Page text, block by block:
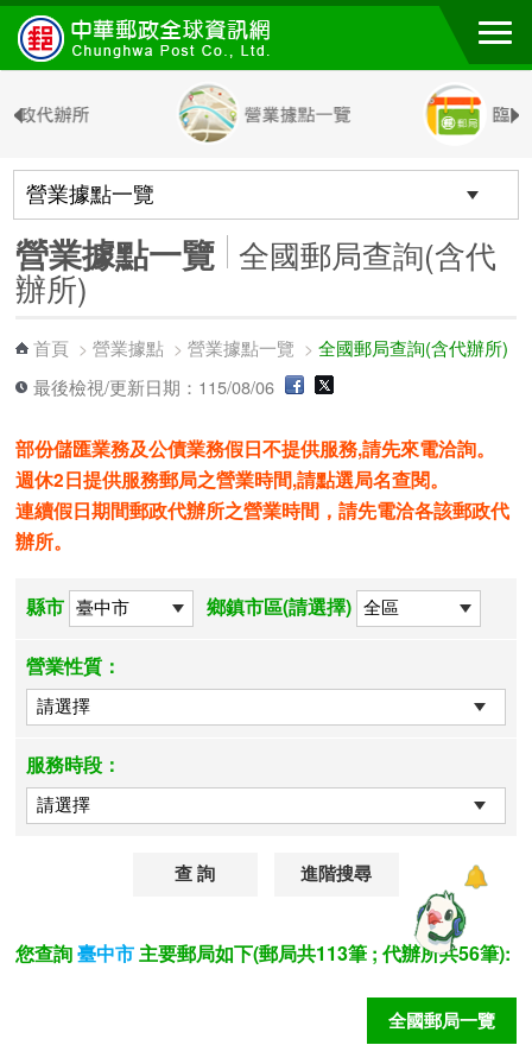
跳到主要內容區塊
營業據點一覽 全國郵局查詢(含代
辦所)
首頁 >營業據點 >營業據點一覽 >全國郵局查詢(含代辦所)
最後檢視/更新日期：115/08/06
部份儲匯業務及公債業務假日不提供服務,請先來電洽詢。
週休2日提供服務郵局之營業時間,請點選局名查閱。
連續假日期間郵政代辦所之營業時間，請先電洽各該郵政代
辦所。
縣市 鄉鎮市區(請選擇)
營業性質：
服務時段：
進階搜尋
您查詢臺中市 主要郵局如下(郵局共113筆 ; 代辦所共56筆):
全國郵局一覽